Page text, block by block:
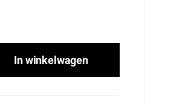
Voer de gewenste
In winkelwagen